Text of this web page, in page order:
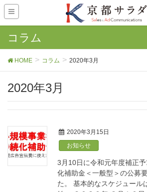
コラム
HOME コラム 2020年3月
2020年3月
2020年3月15日
お知らせ
3月10日に令和元年度補正
化補助金＜一般型＞の公募
た。 基本的なスケジュール